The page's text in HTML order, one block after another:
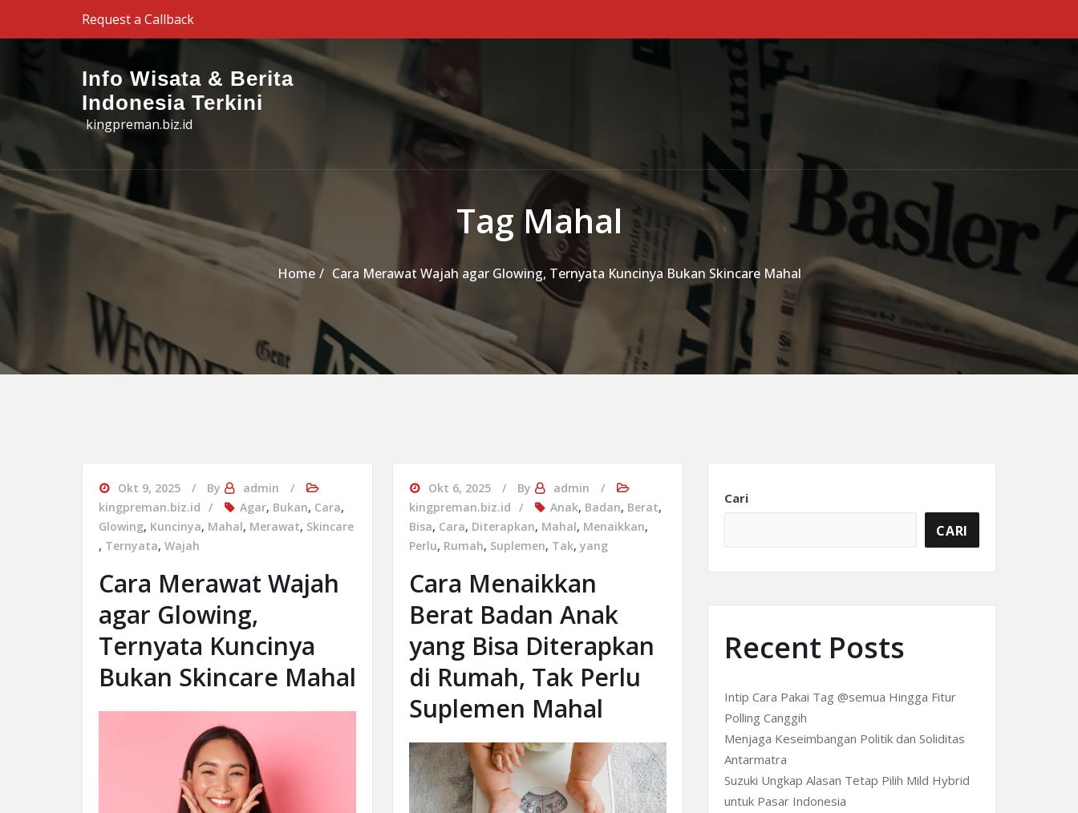
Skip to the contentRequest a Callback
Info Wisata & Berita
Indonesia Terkini
kingpreman.biz.id
Primary Menu
Tag Mahal
Home Cara Merawat Wajah agar Glowing, Ternyata Kuncinya Bukan Skincare Mahal
Okt 9, 2025 By
admin
kingpreman.biz.id
Agar, Bukan, Cara,
Glowing, Kuncinya, Mahal, Merawat, Skincare
, Ternyata, Wajah
Cara Merawat Wajah
agar Glowing,
Ternyata Kuncinya
Bukan Skincare Mahal
Okt 6, 2025 By
admin
kingpreman.biz.id
Anak, Badan, Berat,
Bisa, Cara, Diterapkan, Mahal, Menaikkan,
Perlu, Rumah, Suplemen, Tak, yang
Cara Menaikkan
Berat Badan Anak
yang Bisa Diterapkan
di Rumah, Tak Perlu
Suplemen Mahal
Cari
CARI
Recent Posts
Intip Cara Pakai Tag @semua Hingga Fitur
Polling Canggih
Menjaga Keseimbangan Politik dan Soliditas
Antarmatra
Suzuki Ungkap Alasan Tetap Pilih Mild Hybrid
untuk Pasar Indonesia